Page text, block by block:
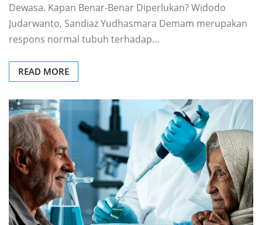
Dewasa. Kapan Benar-Benar Diperlukan? Widodo
Judarwanto, Sandiaz Yudhasmara Demam merupakan
respons normal tubuh terhadap…
READ MORE